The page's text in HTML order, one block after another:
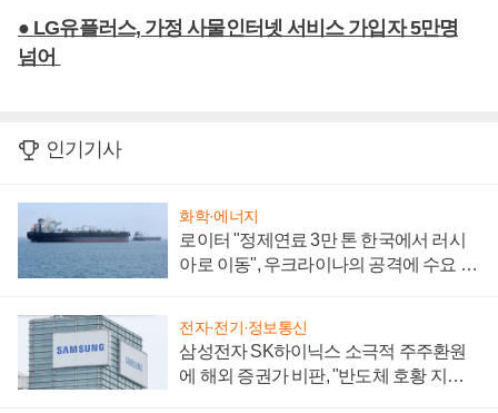
● LG유플러스, 가정 사물인터넷 서비스 가입자 5만명
넘어
인기기사
화학·에너지
로이터 "정제연료 3만 톤 한국에서 러시
아로 이동", 우크라이나의 공격에 수요 늘
전자·전기·정보통신
삼성전자 SK하이닉스 소극적 주주환원
에 해외 증권가 비판, "반도체 호황 지속